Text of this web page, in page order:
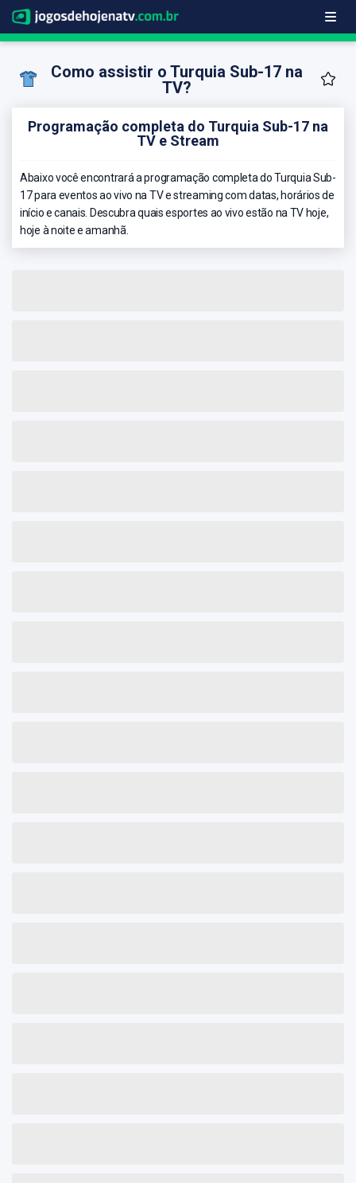
Como assistir o Turquia Sub-17 na
TV?
Programação completa do Turquia Sub-17 na
TV e Stream
Abaixo você encontrará a programação completa do Turquia Sub-
17 para eventos ao vivo na TV e streaming com datas, horários de
início e canais. Descubra quais esportes ao vivo estão na TV hoje,
hoje à noite e amanhã.